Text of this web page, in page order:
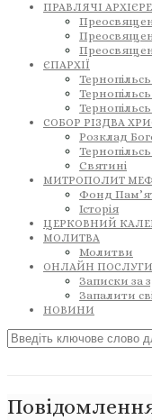
ПРАВЛЯЧІ
ЄПАРХІЇ
СОБОР РІЗДВА
Розклад
Святині
МИТРОПОЛИТ
Фонд
Історія
ЦЕРКОВНИЙ
МОЛИТВА
Молитви
ОНЛАЙН ПОСЛУГИ
Записки за
Запалити
НОВИНИ